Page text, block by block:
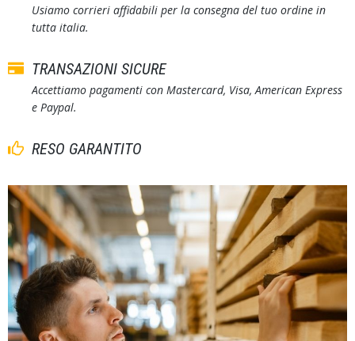
Usiamo corrieri affidabili per la consegna del tuo ordine in
tutta italia.
TRANSAZIONI SICURE
Accettiamo pagamenti con Mastercard, Visa, American Express
e Paypal.
RESO GARANTITO